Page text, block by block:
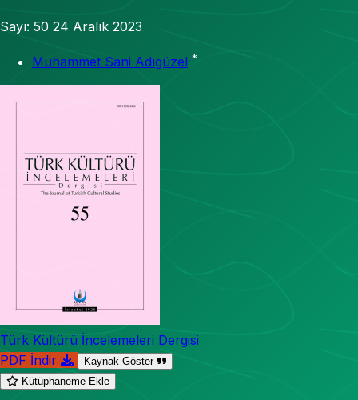
Sayı: 50 24 Aralık 2023
Muhammet Sani Adıgüzel *
Türk Kültürü İncelemeleri Dergisi
PDF İndir
Kaynak Göster
Kütüphaneme Ekle